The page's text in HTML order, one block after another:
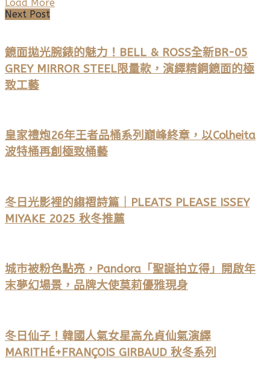
Load More
Next Post
鏡面拋光腕錶的魅力！BELL & ROSS全新BR-05
GREY MIRROR STEEL限量款，演繹精鋼鏡面的極
致工藝
皇家禮炮26年王者品桶系列巔峰終章，以Colheita
波特桶再創極致桶藝
冬日光影裡的縐褶詩篇｜PLEATS PLEASE ISSEY
MIYAKE 2025 秋冬推薦
城市被粉色點亮，Pandora「聖誕拍立得」開啟年
末夢幻場景，品牌大使莫莉優雅現身
冬日仙子！韓國人氣女星高允貞仙氣演繹
MARITHÉ+FRANÇOIS GIRBAUD 秋冬系列